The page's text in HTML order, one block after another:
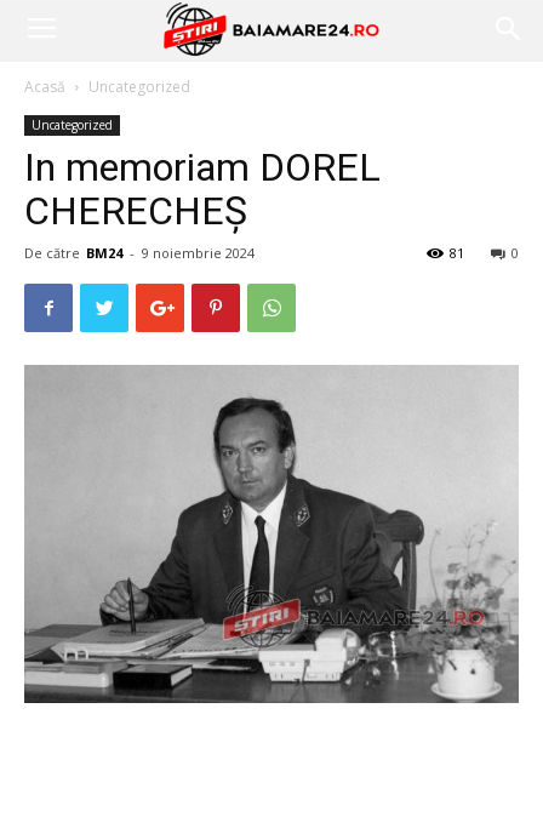
Acasă Uncategorized
Uncategorized
In memoriam DOREL
CHERECHEŞ
De către BM24 - 9 noiembrie 2024 0
81